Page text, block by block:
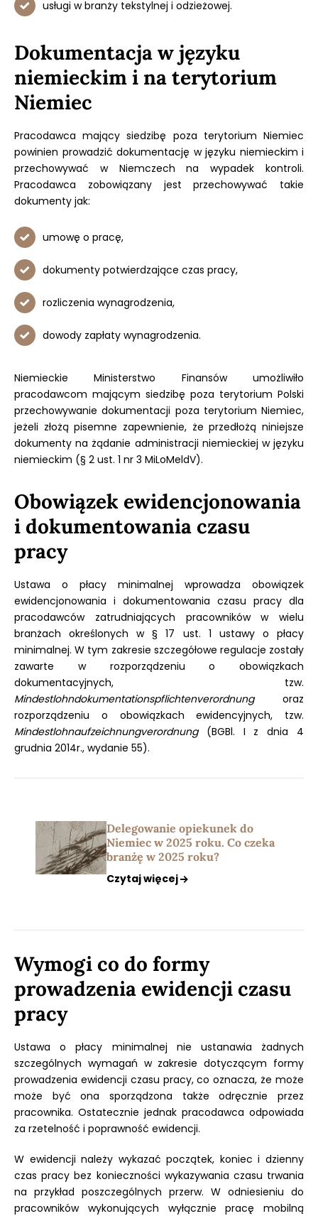
usługi w branży tekstylnej i odzieżowej.
Dokumentacja w języku
niemieckim i na terytorium
Niemiec
Pracodawca mający siedzibę poza terytorium Niemiec
powinien prowadzić dokumentację w języku niemieckim i
przechowywać w Niemczech na wypadek kontroli.
Pracodawca zobowiązany jest przechowywać takie
dokumenty jak:
umowę o pracę,
dokumenty potwierdzające czas pracy,
rozliczenia wynagrodzenia,
dowody zapłaty wynagrodzenia.
Niemieckie Ministerstwo Finansów umożliwiło
pracodawcom mającym siedzibę poza terytorium Polski
przechowywanie dokumentacji poza terytorium Niemiec,
jeżeli złożą pisemne zapewnienie, że przedłożą niniejsze
dokumenty na żądanie administracji niemieckiej w języku
niemieckim (§ 2 ust. 1 nr 3 MiLoMeldV).
Obowiązek ewidencjonowania
i dokumentowania czasu
pracy
Ustawa o płacy minimalnej wprowadza obowiązek
ewidencjonowania i dokumentowania czasu pracy dla
pracodawców zatrudniających pracowników w wielu
branżach określonych w § 17 ust. 1 ustawy o płacy
minimalnej. W tym zakresie szczegółowe regulacje zostały
zawarte w rozporządzeniu o obowiązkach
dokumentacyjnych, tzw.
Mindestlohndokumentationspflichtenverordnungoraz
rozporządzeniu o obowiązkach ewidencyjnych, tzw.
Mindestlohnaufzeichnungverordnung(BGBl. I z dnia 4
grudnia 2014r., wydanie 55).
Delegowanie opiekunek do
Niemiec w 2025 roku. Co czeka
branżę w 2025 roku?
Czytaj więcej
Wymogi co do formy
prowadzenia ewidencji czasu
pracy
Ustawa o płacy minimalnej nie ustanawia żadnych
szczególnych wymagań w zakresie dotyczącym formy
prowadzenia ewidencji czasu pracy, co oznacza, że może
może być ona sporządzona także odręcznie przez
pracownika. Ostatecznie jednak pracodawca odpowiada
za rzetelność i poprawność ewidencji.
W ewidencji należy wykazać początek, koniec i dzienny
czas pracy bez konieczności wykazywania czasu trwania
na przykład poszczególnych przerw. W odniesieniu do
pracowników wykonujących wyłącznie pracę mobilną